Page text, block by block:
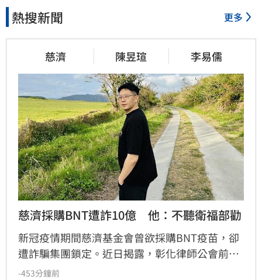
熱搜新聞 更多
慈濟 陳昱瑄 李易儒
慈濟採購BNT遭詐10億　他：不聽衛福部勸
新冠疫情期間慈濟基金會曾欲採購BNT疫苗，卻
遭詐騙集團鎖定。近日揭露，彰化律師公會前理
事長陳昱瑄與通緝犯李易儒，佯稱有管道協助採
-453分鐘前